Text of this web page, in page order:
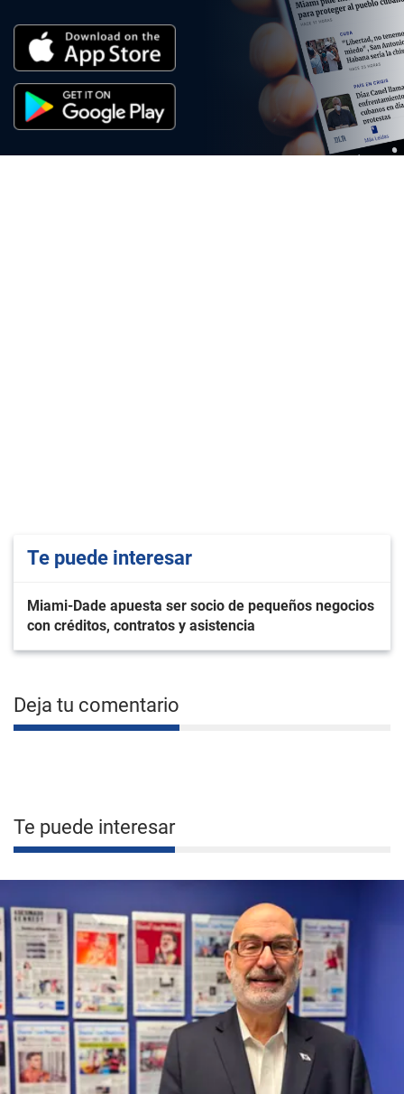
Te puede interesar
Miami-Dade apuesta ser socio de pequeños negocios
con créditos, contratos y asistencia
Deja tu comentario
Te puede interesar